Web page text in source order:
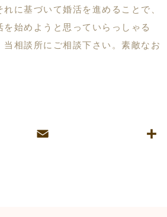
に基づいて婚活を進めることで、
始めようと思っていらっしゃる
相談所にご相談下さい。素敵なお